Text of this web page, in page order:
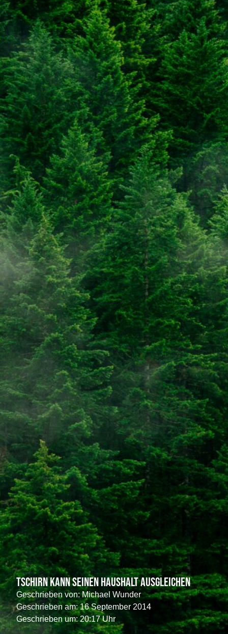
Tschirn kann seinen Haushalt ausgleichen
Geschrieben von:Michael Wunder
Geschrieben am: 16 September 2014
Geschrieben um: 20:17 Uhr